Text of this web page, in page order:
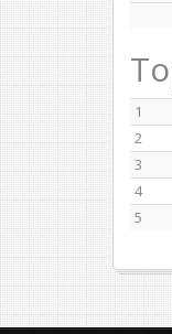
1
2
3
4
5